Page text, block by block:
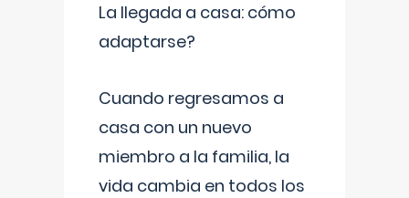
La llegada a casa: cómo
adaptarse?
Cuando regresamos a
casa con un nuevo
miembro a la familia, la
vida cambia en todos los